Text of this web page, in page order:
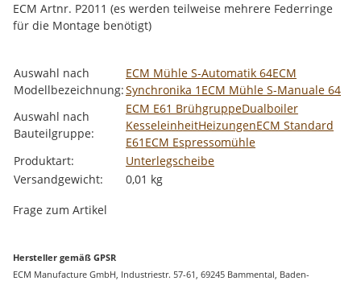
ECM Artnr. P2011 (es werden teilweise mehrere Federringe
für die Montage benötigt)
Produkteigenschaft
Wert
Auswahl nach
Modellbezeichnung:
ECM Mühle S-Automatik 64ECM
Synchronika 1 ECM Mühle S-Manuale 64
Auswahl nach
Bauteilgruppe:
ECM E61 BrühgruppeDualboiler
KesseleinheitHeizungenECM Standard
E61 ECM Espressomühle
Produktart:
Unterlegscheibe
Versandgewicht:
0,01 kg
Frage zum Artikel
Hersteller gemäß GPSR
ECM Manufacture GmbH, Industriestr. 57-61, 69245 Bammental, Baden-